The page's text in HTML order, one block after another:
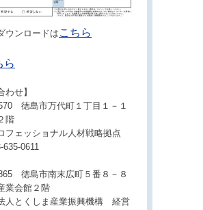
ウンロードは こちら
ら
わせ】
徳島市万代町１丁目１－１
階
フェッショナル人材戦略拠点
0611
徳島市南末広町５番８－８
業会館２階
人とくしま産業振興機構 経営